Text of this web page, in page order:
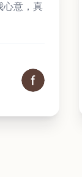
心意，真